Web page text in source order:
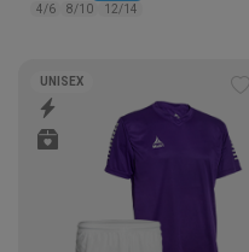
4/6 8/10 12/14
UNISEX